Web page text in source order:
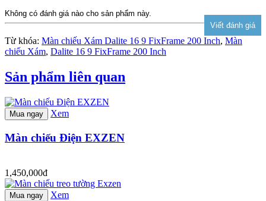
Không có đánh giá nào cho sản phẩm này.
Từ khóa: Màn chiếu Xám Dalite 16 9 FixFrame 200 Inch, Màn
chiếu Xám, Dalite 16 9 FixFrame 200 Inch
Sản phẩm liên quan
Mua ngay Xem
Màn chiếu Điện EXZEN
1,450,000đ
Mua ngay Xem